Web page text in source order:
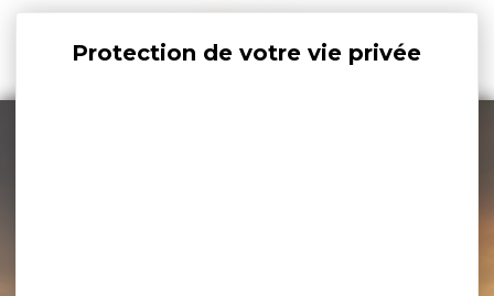
Panneau de gestion des cookies